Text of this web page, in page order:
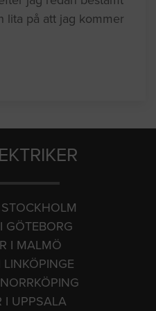
lita på att jag kommer
STOCKHOLM
GÖTEBORG
I MALMÖ
LINKÖPINGE
I UPPSALA